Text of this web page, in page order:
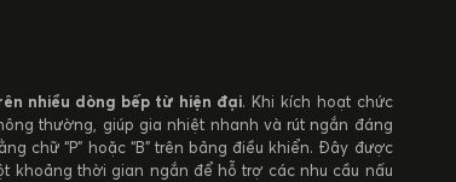
nhiều dòng bếp từ hiện đại. Khi kích hoạt chức
thường, giúp gia nhiệt nhanh và rút ngắn đáng
chữ “P” hoặc “B” trên bảng điều khiển. Đây được
khoảng thời gian ngắn để hỗ trợ các nhu cầu nấu